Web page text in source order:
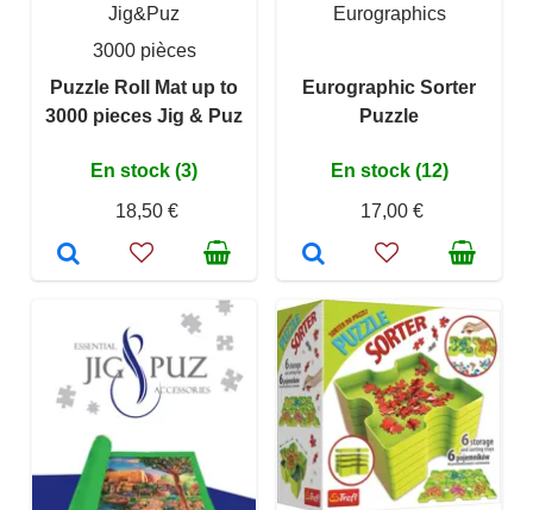
Jig&Puz
3000 pièces
Puzzle Roll Mat up to
3000 pieces Jig & Puz
En stock (3)
18,50 €
Eurographics
Eurographic Sorter
Puzzle
En stock (12)
17,00 €